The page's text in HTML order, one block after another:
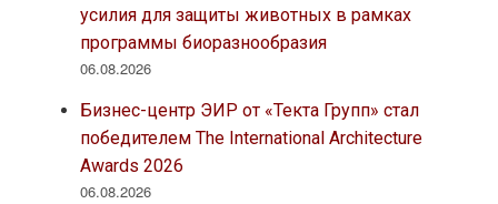
усилия для защиты животных в рамках
программы биоразнообразия
06.08.2026
Бизнес-центр ЭИР от «Текта Групп» стал
победителем The International Architecture
Awards 2026
06.08.2026